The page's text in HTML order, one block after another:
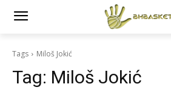
Tags Miloš Jokić
Tag: Miloš Jokić